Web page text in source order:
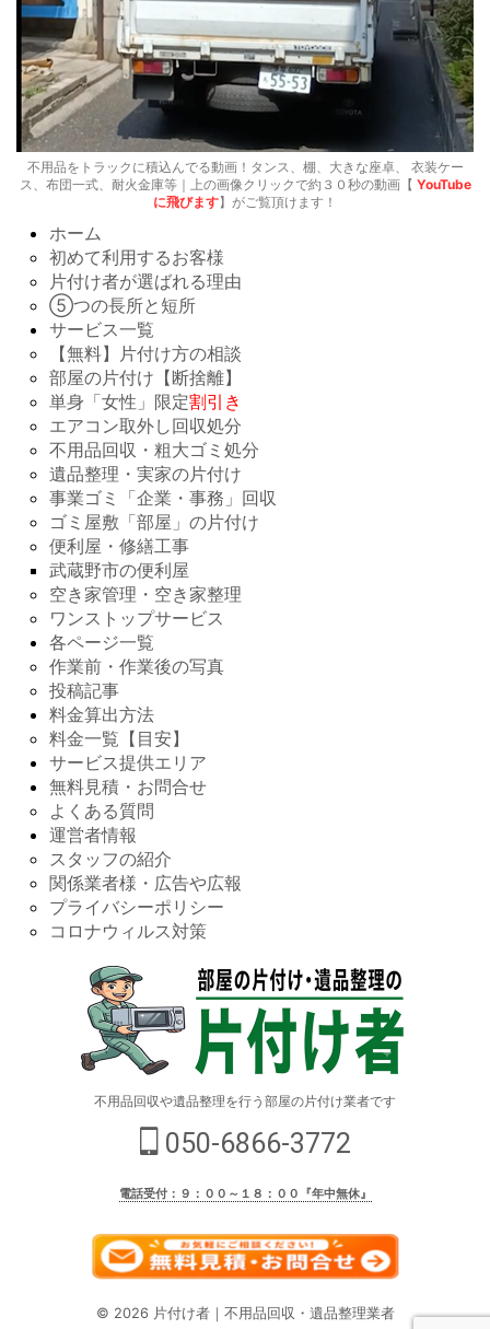
不用品をトラックに積込んでる動画！タンス、棚、大きな座卓、 衣装ケー
ス、布団一式、耐火金庫等｜上の画像クリックで約３０秒の動画【 YouTube
に飛びます】がご覧頂けます！
ホーム
初めて利用するお客様
片付け者が選ばれる理由
⑤つの長所と短所
サービス一覧
【無料】片付け方の相談
部屋の片付け【断捨離】
単身「女性」限定割引き
エアコン取外し回収処分
不用品回収・粗大ゴミ処分
遺品整理・実家の片付け
事業ゴミ「企業・事務」回収
ゴミ屋敷「部屋」の片付け
便利屋・修繕工事
武蔵野市の便利屋
空き家管理・空き家整理
ワンストップサービス
各ページ一覧
作業前・作業後の写真
投稿記事
料金算出方法
料金一覧【目安】
サービス提供エリア
無料見積・お問合せ
よくある質問
運営者情報
スタッフの紹介
関係業者様・広告や広報
プライバシーポリシー
コロナウィルス対策
不用品回収や遺品整理を行う部屋の片付け業者です
050-6866-3772
電話受付：９：００～１８：００『年中無休』
© 2026 片付け者｜不用品回収・遺品整理業者